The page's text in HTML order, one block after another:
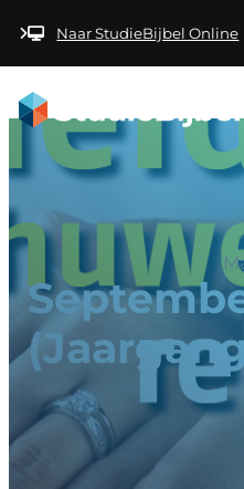
Naar StudieBijbel Online